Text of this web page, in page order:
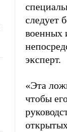
следует
военных
эксперт.
«Эта
чтобы